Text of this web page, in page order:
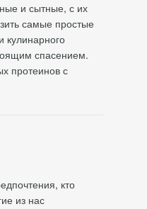
и сытные, с их
самые простые
кулинарного
спасением.
протеинов с
кто
из нас